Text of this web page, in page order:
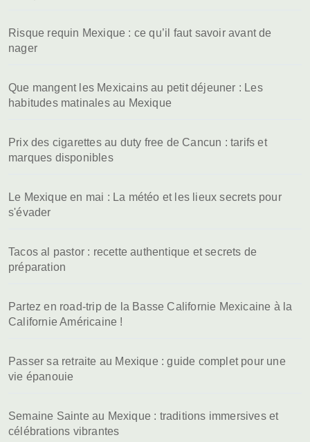
Risque requin Mexique : ce qu’il faut savoir avant de
nager
Que mangent les Mexicains au petit déjeuner : Les
habitudes matinales au Mexique
Prix des cigarettes au duty free de Cancun : tarifs et
marques disponibles
Le Mexique en mai : La météo et les lieux secrets pour
s'évader
Tacos al pastor : recette authentique et secrets de
préparation
Partez en road-trip de la Basse Californie Mexicaine à la
Californie Américaine !
Passer sa retraite au Mexique : guide complet pour une
vie épanouie
Semaine Sainte au Mexique : traditions immersives et
célébrations vibrantes